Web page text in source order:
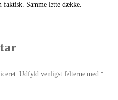
faktisk. Samme lette dække.
Udfyld venligst felterne med *